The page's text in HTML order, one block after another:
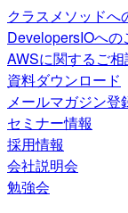
クラスメソッドへ
DevelopersIOへの
AWSに関するご相
資料ダウンロード
メールマガジン登
セミナー情報
採用情報
会社説明会
勉強会